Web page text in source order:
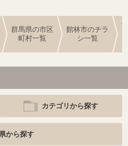
群馬県の市区
町村一覧
館林市のチラ
シ一覧
カテゴリから探す
から探す